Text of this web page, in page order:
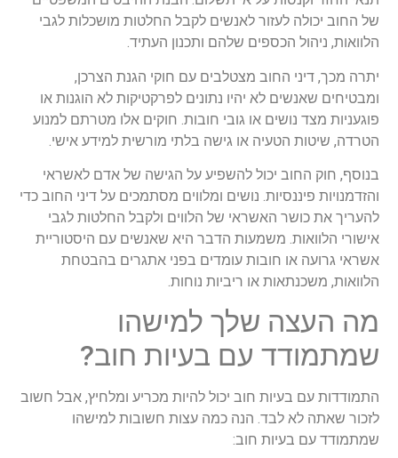
של החוב יכולה לעזור לאנשים לקבל החלטות מושכלות לגבי
הלוואות, ניהול הכספים שלהם ותכנון העתיד.
יתרה מכך, דיני החוב מצטלבים עם חוקי הגנת הצרכן,
ומבטיחים שאנשים לא יהיו נתונים לפרקטיקות לא הוגנות או
פוגעניות מצד נושים או גובי חובות. חוקים אלו מטרתם למנוע
הטרדה, שיטות הטעיה או גישה בלתי מורשית למידע אישי.
בנוסף, חוק החוב יכול להשפיע על הגישה של אדם לאשראי
והזדמנויות פיננסיות. נושים ומלווים מסתמכים על דיני החוב כדי
להעריך את כושר האשראי של הלווים ולקבל החלטות לגבי
אישורי הלוואות. משמעות הדבר היא שאנשים עם היסטוריית
אשראי גרועה או חובות עומדים בפני אתגרים בהבטחת
הלוואות, משכנתאות או ריביות נוחות.
מה העצה שלך למישהו
שמתמודד עם בעיות חוב?
התמודדות עם בעיות חוב יכול להיות מכריע ומלחיץ, אבל חשוב
לזכור שאתה לא לבד. הנה כמה עצות חשובות למישהו
שמתמודד עם בעיות חוב: